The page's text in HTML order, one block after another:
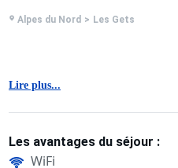
Alpes du Nord > Les Gets
Lire plus...
Les avantages du séjour :
WiFi